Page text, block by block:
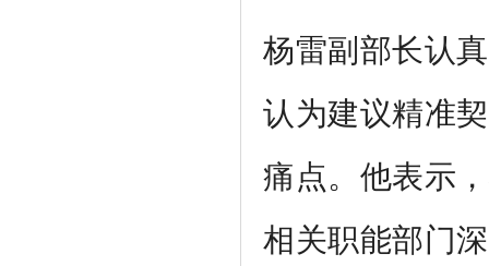
杨雷副部长认
认为建议精准
痛点。他表示
相关职能部门